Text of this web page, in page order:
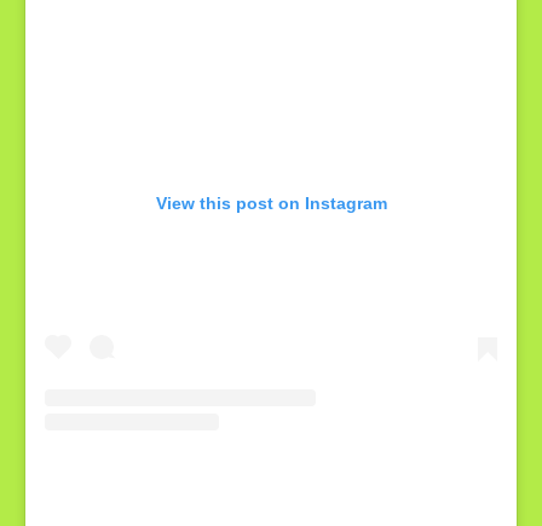
View this post on Instagram